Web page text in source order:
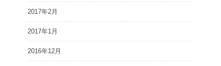
2017年2月
2017年1月
2016年12月